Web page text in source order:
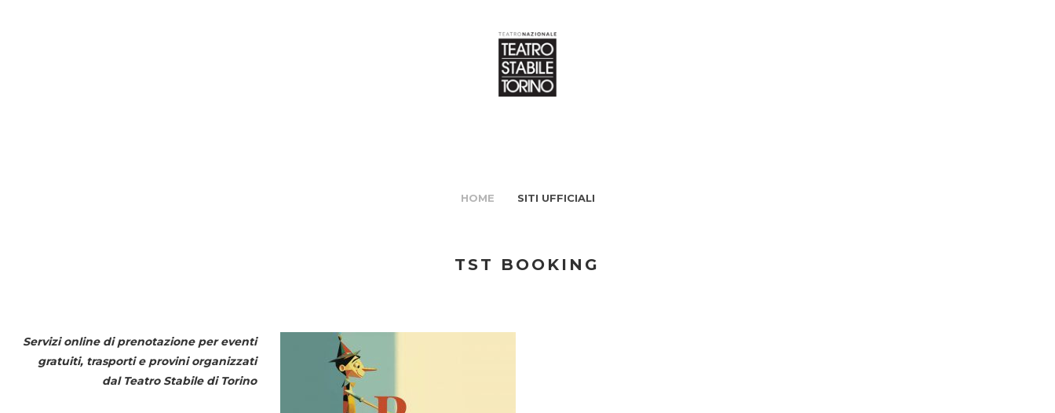
HOME SITI UFFICIALI
TST BOOKING
Servizi online di prenotazione per eventi
gratuiti, trasporti e provini organizzati
dal Teatro Stabile di Torino